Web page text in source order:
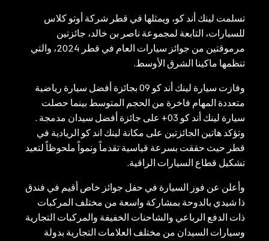
تسلمت لينك أند كو، ويمثلها في قطر شركة أوتو كلاس
للسيارات، التابعة لمجموعة ناصر بن خالد، جائزتين
مرموقتين من جوائز سيارات العام في قطر 2024، والتي
تنظمها ماكينا الشرق الأوسط.
وفازت سيارة لينك أند كو 09 بجائزة أفضل سيارة رياضية
متعددة المهام فاخرة من الحجم المتوسط بينما حصلت
سيارة لينك أند كو 03+ على جائزة أفضل سيدان مدمجة .
وتؤكد هاتين الجائزتين على مكانة لينك اند كو الريادية في
قطر حيث حققت بسرعة قياسية تقدماً ونمواً ملحوظاً لتعيد
تشكيل قطاع السيارات الراقية.
وأعلن عن فوز السيارة في حفل جوائز خاص أقيم في فندق
ذا شيدي بالدوحة بمشاركة واسعة من مختلف المركبات
ذات الدفع الرباعي والشاحنات الخفيفة والمركبات التجارية
وسيارات السيدان من مختلف العلامات التجارية بدولة